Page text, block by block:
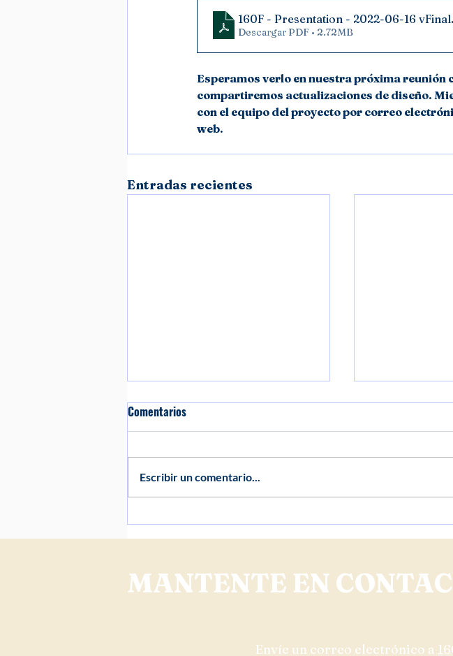
160F - Presentation - 2022-06-16 vFinal
Descargar PDF • 2.72MB
Esperamos verlo en nuestra próxima
compartiremos actualizaciones de diseño.
con el equipo del proyecto por correo
web.
Entradas recientes
Actualización de Construcción:
10 de marzo de 2026
Actualización
3 de febrero
Comentarios
Escribir un comentario...
MANTENTE EN
Envíe un correo electrónico a